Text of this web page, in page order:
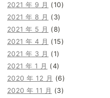
2021 年 9 月 (10)
2021 年 8 月 (3)
2021 年 5 月 (8)
2021 年 4 月 (15)
2021 年 3 月 (1)
2021 年 1 月 (4)
2020 年 12 月 (6)
2020 年 11 月 (3)